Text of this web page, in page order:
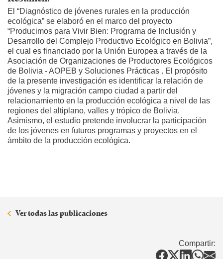
El “Diagnóstico de jóvenes rurales en la producción
ecológica” se elaboró en el marco del proyecto
“Producimos para Vivir Bien: Programa de Inclusión y
Desarrollo del Complejo Productivo Ecológico en Bolivia”,
el cual es financiado por la Unión Europea a través de la
Asociación de Organizaciones de Productores Ecológicos
de Bolivia - AOPEB y Soluciones Prácticas . El propósito
de la presente investigación es identificar la relación de
jóvenes y la migración campo ciudad a partir del
relacionamiento en la producción ecológica a nivel de las
regiones del altiplano, valles y trópico de Bolivia.
Asimismo, el estudio pretende involucrar la participación
de los jóvenes en futuros programas y proyectos en el
ámbito de la producción ecológica.
Ver todas las publicaciones
Compartir: